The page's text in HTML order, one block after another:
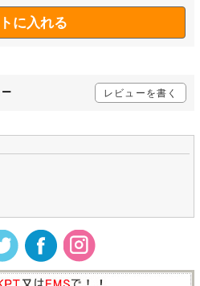
レビューを書く